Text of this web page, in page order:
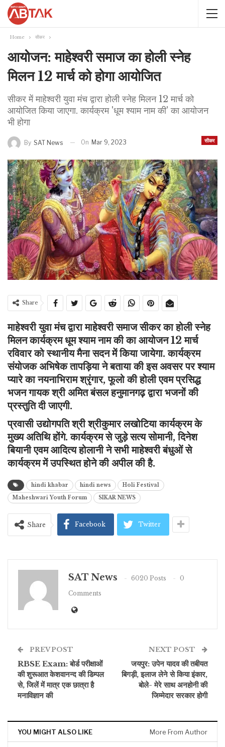
Home सीकर
आयोजन: माहेश्वरी समाज का होली स्नेह
मिलन 12 मार्च को होगा आयोजित
सीकर में माहेश्वरी युवा मंच द्वारा होली स्नेह मिलन 12 मार्च को
आयोजित किया जाएगा. कार्यक्रम 'धूम श्याम नाम की' का आयोजन
भी होगा
सीकर
By SAT News On Mar 9, 2023
Share
माहेश्वरी युवा मंच द्वारा माहेश्वरी समाज सीकर का होली स्नेह
मिलन कार्यक्रम धूम श्याम नाम की का आयोजन 12 मार्च
रविवार को स्थानीय मैना सदन में किया जायेगा. कार्यक्रम
संयोजक अभिषेक तापड़िया ने बताया की इस अवसर पर श्याम
प्यारे का नयनाभिराम श्रृंगार, फूलो की होली एवम प्रसिद्ध
भजन गायक श्री अमित बंसल हनुमानगढ़ द्वारा भजनों की
प्रस्तुति दी जाएगी.
प्रवासी उद्योगपति श्री श्रीकुमार लखोटिया कार्यक्रम के
मुख्य अतिथि होंगे. कार्यक्रम से जुड़े सत्य सोमानी, दिनेश
बियानी एवम आदित्य होलानी ने सभी माहेश्वरी बंधुओं से
कार्यक्रम में उपस्थित होने की अपील की है.
hindi khabar hindi news
Holi Festival
Maheshwari Youth Forum
SIKAR NEWS
Share Facebook Twitter
SAT News 6020 Posts
0
Comments
PREV POST
RBSE Exam: बोर्ड परीक्षाओं
की शुरूआत केशवानन्द की डिम्पल
से, जिलें में मात्र एक छात्रा है
मनाविज्ञान की
NEXT POST
जयपुर: उपेन यादव की तबीयत
बिगड़ी, इलाज लेने से किया इंकार,
बोले- मेरे साथ अनहोनी की
जिम्मेदार सरकार होगी
YOU MIGHT ALSO LIKE More From Author